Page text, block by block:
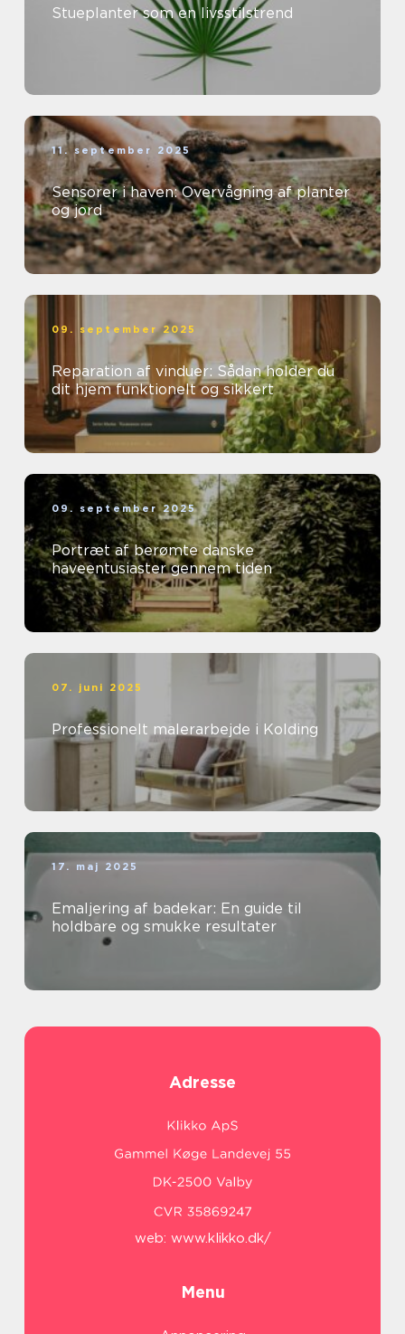
Stueplanter som en livsstilstrend
11. september 2025
Sensorer i haven: Overvågning af planter
og jord
09. september 2025
Reparation af vinduer: Sådan holder du
dit hjem funktionelt og sikkert
09. september 2025
Portræt af berømte danske
haveentusiaster gennem tiden
07. juni 2025
Professionelt malerarbejde i Kolding
17. maj 2025
Emaljering af badekar: En guide til
holdbare og smukke resultater
Adresse
web: www.klikko.dk/
Menu